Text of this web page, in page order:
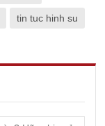
tin tuc hinh su